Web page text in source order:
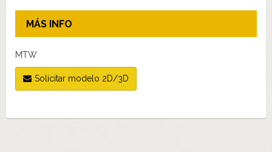
MÁS INFO
MTW
Solicitar modelo 2D/3D